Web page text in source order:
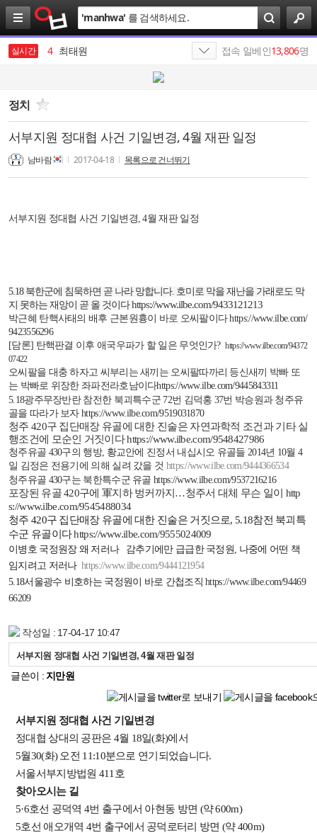
검
색
'manhwa' 를 검색하세요.
실시간
3 야동
4 최태원
6
7
삼성전자
8 올리브영
9 SK네트웍스
접속 일베인13,806명
정치
서부지원 정대협 사건 기일변경, 4월 재판 일정
남바람 2017-04-18 목록으로 건너뛰기
서부지원 정대협 사건 기일변경, 4월 재판 일정
5.18 북한군에 침묵하면 곧 나라 망합니다. 호미로 막을 재난을 가래로도 막
지 못하는 재앙이 곧 올 것이다 https://www.ilbe.com/9433121213
박근혜 탄핵사태의 배후 근본원흉이 바로 오씨팔이다 https://www.ilbe.com/
9423556296
[담론] 탄핵판결 이후 애국우파가 할 일은 무엇인가?https://www.ilbe.com/94372
07422
오씨팔을 대충 하자고 씨부리는 새끼는 오씨팔따까리 등신새끼 박빠 또
는 박빠로 위장한 좌파전라호남이다https://www.ilbe.com/9445843311
5.18광주무장반란 참전한 북괴특수군 72번 김덕홍 37번 박승원과 청주유
골을 따라가 보자https://www.ilbe.com/9519031870
청주 420구 집단매장 유골에 대한 진술은 자연과학적 조건과 기타 실
행조건에
모순인 거짓이다https://www.ilbe.com/9548427986
청주유골 430구의 행방, 황교안에 진정서 내십시오 유골들 2014년 10월 4
일 김정은 전용기에 의해 실려 갔을 것 https://www.ilbe.com/9444366534
청주유골 430구는 북한특수군 유골 https://www.ilbe.com/9537216216
포장된 유골420구에 軍지하 벙커까지 …청주서 대체 무슨 일이 http
s://www.ilbe.com/9545488034
청주 420구 집단매장 유골에 대한 진술은 거짓으로, 5.18참전 북괴특
수군 유골이다 https://www.ilbe.com/9555024009
이병호 국정원장 왜 저러나 감추기에만 급급한 국정원, 나중에 어떤 책
임지려고 저러나 https://www.ilbe.com/9444121954
5.18서울광수 비호하는 국정원이 바로 간첩조직 https://www.ilbe.com/94469
66209
작성일 : 17-04-17 10:47
서부지원 정대협 사건 기일변경, 4월 재판 일정
글쓴이 : 지만원
서부지원 정대협 사건 기일변경
정대협 상대의 공판은 4월 18일(화)에서
5월30(화) 오전 11:10분으로 연기되었습니다.
서울서부지방법원 411호
찾아오시는 길
5·6호선 공덕역 4번 출구에서 아현동 방면 (약 600m)
5호선 애오개역 4번 출구에서 공덕로터리 방면 (약 400m)